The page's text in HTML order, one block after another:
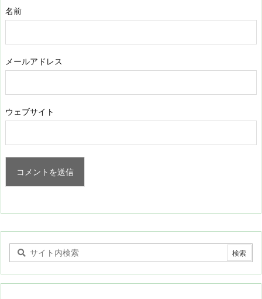
名前
メールアドレス
ウェブサイト